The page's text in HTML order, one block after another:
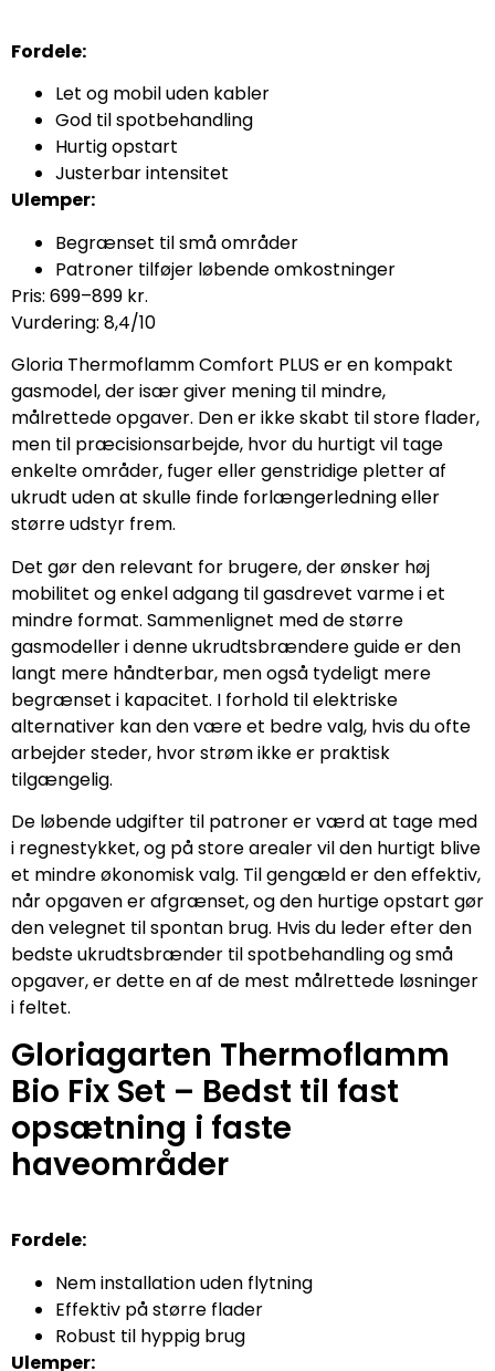
Fordele:
Let og mobil uden kabler
God til spotbehandling
Hurtig opstart
Justerbar intensitet
Ulemper:
Begrænset til små områder
Patroner tilføjer løbende omkostninger
Pris: 699–899 kr.
Vurdering: 8,4/10
Gloria Thermoflamm Comfort PLUS er en kompakt
gasmodel, der især giver mening til mindre,
målrettede opgaver. Den er ikke skabt til store flader,
men til præcisionsarbejde, hvor du hurtigt vil tage
enkelte områder, fuger eller genstridige pletter af
ukrudt uden at skulle finde forlængerledning eller
større udstyr frem.
Det gør den relevant for brugere, der ønsker høj
mobilitet og enkel adgang til gasdrevet varme i et
mindre format. Sammenlignet med de større
gasmodeller i denne ukrudtsbrændere guide er den
langt mere håndterbar, men også tydeligt mere
begrænset i kapacitet. I forhold til elektriske
alternativer kan den være et bedre valg, hvis du ofte
arbejder steder, hvor strøm ikke er praktisk
tilgængelig.
De løbende udgifter til patroner er værd at tage med
i regnestykket, og på store arealer vil den hurtigt blive
et mindre økonomisk valg. Til gengæld er den effektiv,
når opgaven er afgrænset, og den hurtige opstart gør
den velegnet til spontan brug. Hvis du leder efter den
bedste ukrudtsbrænder til spotbehandling og små
opgaver, er dette en af de mest målrettede løsninger
i feltet.
Gloriagarten Thermoflamm
Bio Fix Set – Bedst til fast
opsætning i faste
haveområder
Fordele:
Nem installation uden flytning
Effektiv på større flader
Robust til hyppig brug
Ulemper: